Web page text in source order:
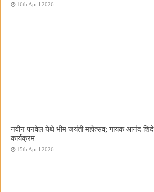
16th April 2026
नवीन पनवेल येथे भीम जयंती महोत्सव; गायक आनंद शिंदे
कार्यक्रम
15th April 2026